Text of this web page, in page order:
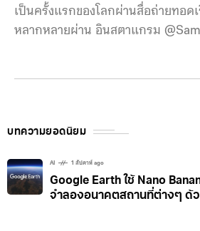
เป็นครั้งแรกของโลกผ่านสื่อถ่ายทอด
หลากหลายผ่าน อินสตาแกรม
มาจะขอรับหน้าที่สร้างแรงบันดาลใจ
ตรงจากการแวะพักเครื่อง และเบื้องห
ถ่ายทอดออกมาอย่างสร้างสรรค์และเ
คุณ บาบาร์ เราะห์มาน รองประธานอ
บทความยอดนิยม
AI 1 สัปดาห์ ago
Google Earth ใช้ Nano
จำลองอนาคตสถานที่ต่างๆ ด้ว